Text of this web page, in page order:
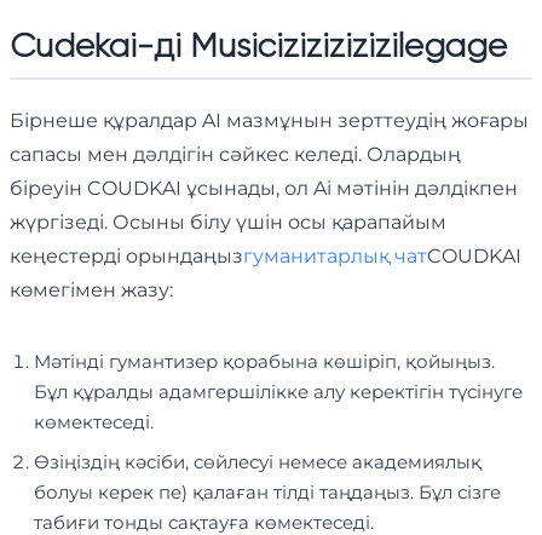
Cudekai-ді Musicizizizizizilegage
Бірнеше құралдар AI мазмұнын зерттеудің жоғары
сапасы мен дәлдігін сәйкес келеді. Олардың
біреуін COUDKAI ұсынады, ол Ai мәтінін дәлдікпен
жүргізеді. Осыны білу үшін осы қарапайым
кеңестерді орындаңызгуманитарлық чатCOUDKAI
көмегімен жазу:
Мәтінді гумантизер қорабына көшіріп, қойыңыз.
Бұл құралды адамгершілікке алу керектігін түсінуге
көмектеседі.
Өзіңіздің кәсіби, сөйлесуі немесе академиялық
болуы керек пе) қалаған тілді таңдаңыз. Бұл сізге
табиғи тонды сақтауға көмектеседі.